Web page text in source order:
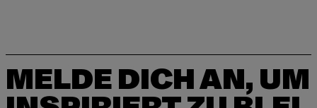
MELDE DICH AN, UM